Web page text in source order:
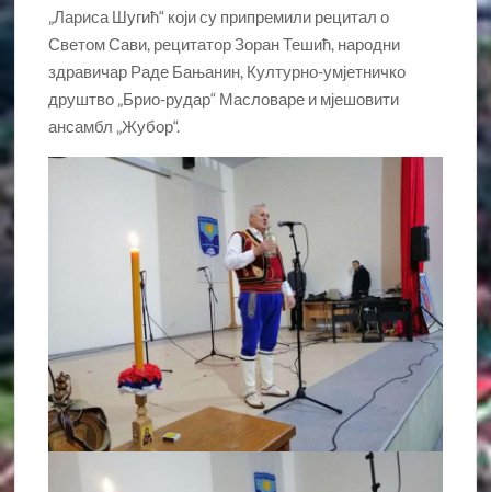
„Лариса Шугић“ који су припремили рецитал о
Светом Сави, рецитатор Зоран Тешић, народни
здравичар Раде Бањанин, Културно-умјетничко
друштво „Брио-рудар“ Масловаре и мјешовити
ансамбл „Жубор“.